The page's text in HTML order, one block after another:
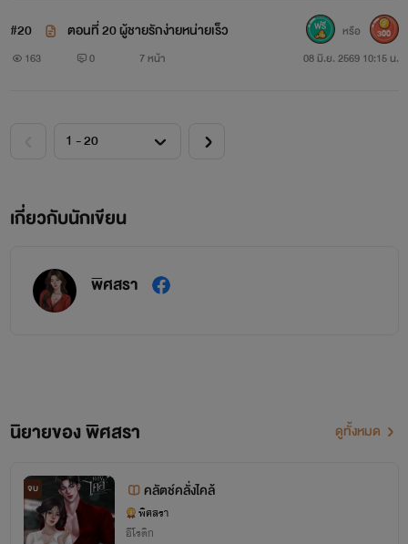
#20 ตอนที่ 20 ผู้ชายรักง่ายหน่ายเร็ว
163 0 7 หน้า 08 มิ.ย. 2569 10:15 น.
หรือ 300
เกี่ยวกับนักเขียน
พิศสรา
นิยายของ พิศสรา ดูทั้งหมด
จบ คลัตช์คลั่งไคล้
พิศสรา
อีโรติก